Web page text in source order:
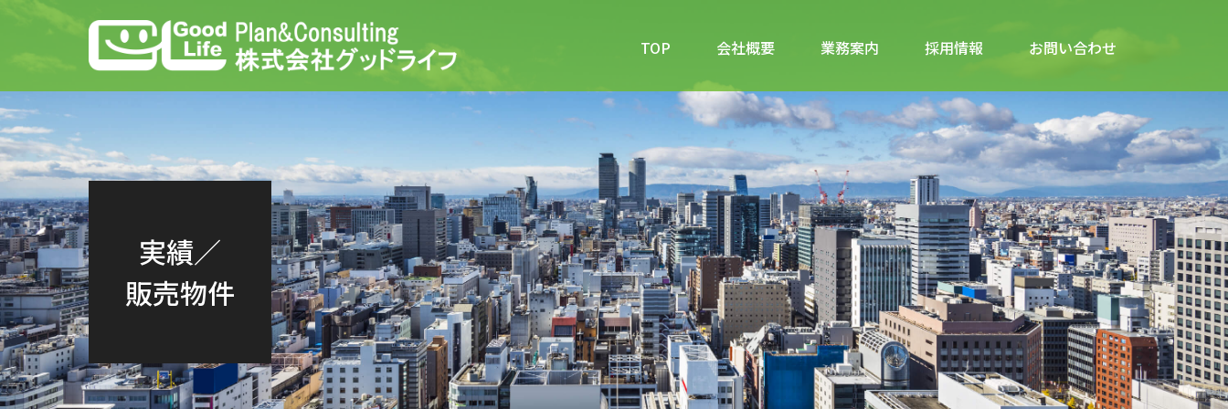
TOP 会社概要 業務案内 採用情報 お問い合わせ
実績／
販売物件